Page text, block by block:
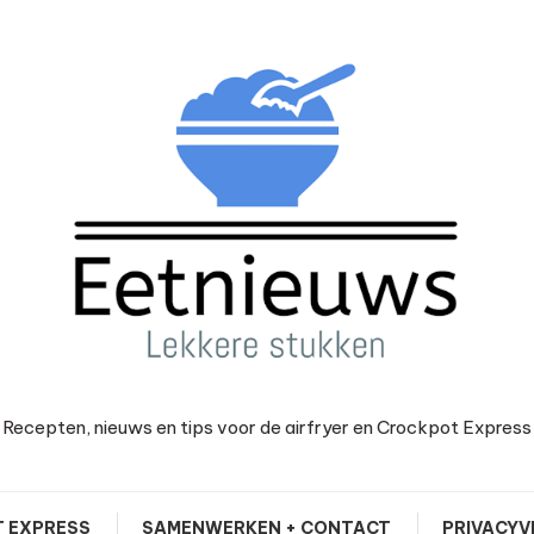
Recepten, nieuws en tips voor de airfryer en Crockpot Express
EXPRESS SAMENWERKEN + CONTACT